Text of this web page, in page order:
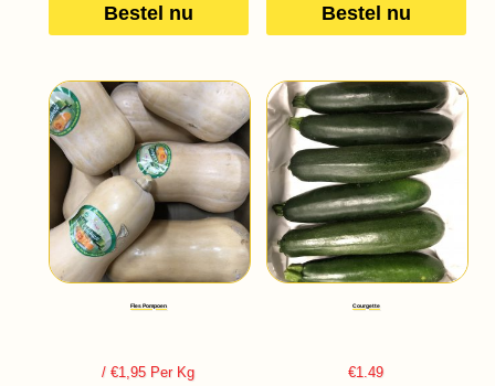
Bestel nu Bestel nu
Fles Pompoen
/ €1,95 Per Kg
Courgette
€1.49